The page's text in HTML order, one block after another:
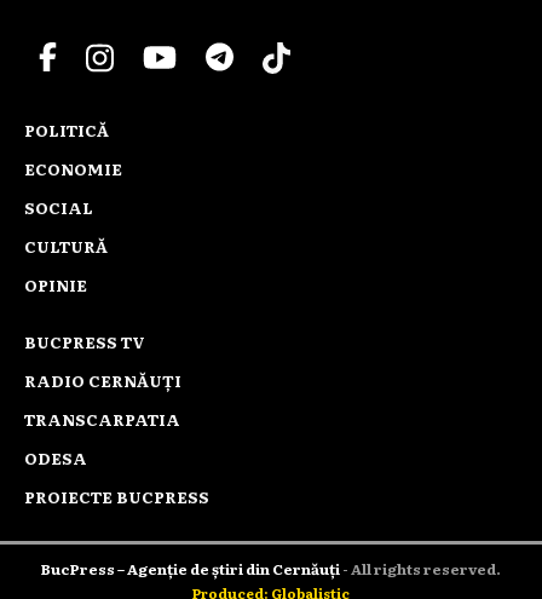
POLITICĂ
ECONOMIE
SOCIAL
CULTURĂ
OPINIE
BUCPRESS TV
RADIO CERNĂUȚI
TRANSCARPATIA
ODESA
PROIECTE BUCPRESS
BucPress – Agenție de știri din Cernăuți- All rights reserved.
Produced: Globalistic